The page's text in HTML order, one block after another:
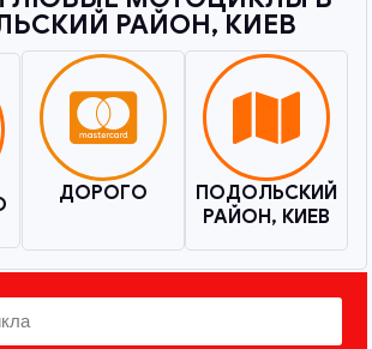
РАЙОН, КИЕВ​
ДОРОГО
ПОДОЛЬСКИЙ
РАЙОН, КИЕВ